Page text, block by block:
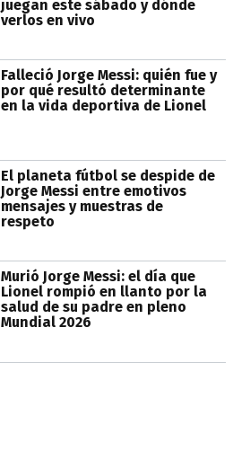
juegan este sábado y dónde
verlos en vivo
Falleció Jorge Messi: quién fue y
por qué resultó determinante
en la vida deportiva de Lionel
El planeta fútbol se despide de
Jorge Messi entre emotivos
mensajes y muestras de
respeto
Murió Jorge Messi: el día que
Lionel rompió en llanto por la
salud de su padre en pleno
Mundial 2026